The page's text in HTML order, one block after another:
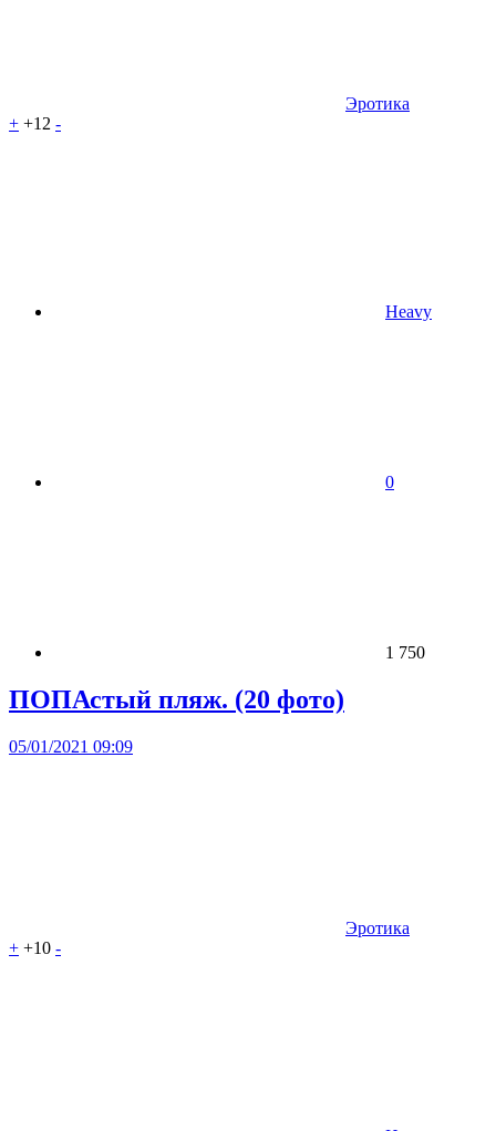
Эротика
+ +12 -
Heavy
0
1 750
ПОПАстый пляж. (20 фото)
05/01/2021 09:09
Эротика
+ +10 -